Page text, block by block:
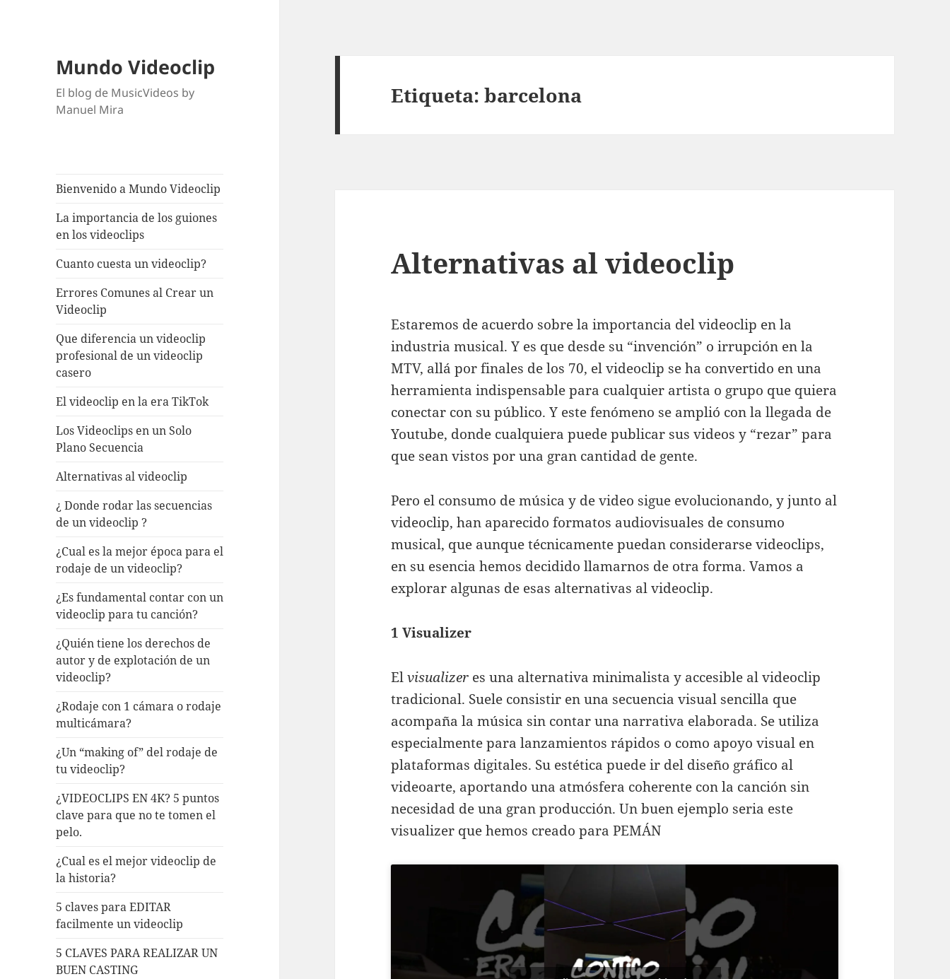
Mundo Videoclip
El blog de MusicVideos by
Manuel Mira
Bienvenido a Mundo Videoclip
La importancia de los guiones
en los videoclips
Cuanto cuesta un videoclip?
Errores Comunes al Crear un
Videoclip
Que diferencia un videoclip
profesional de un videoclip
casero
El videoclip en la era TikTok
Los Videoclips en un Solo
Plano Secuencia
Alternativas al videoclip
¿ Donde rodar las secuencias
de un videoclip ?
¿Cual es la mejor época para el
rodaje de un videoclip?
¿Es fundamental contar con un
videoclip para tu canción?
¿Quién tiene los derechos de
autor y de explotación de un
videoclip?
¿Rodaje con 1 cámara o rodaje
multicámara?
¿Un “making of” del rodaje de
tu videoclip?
¿VIDEOCLIPS EN 4K? 5 puntos
clave para que no te tomen el
pelo.
¿Cual es el mejor videoclip de
la historia?
5 claves para EDITAR
facilmente un videoclip
5 CLAVES PARA REALIZAR UN
BUEN CASTING
Etiqueta:barcelona
Alternativas al videoclip
Estaremos de acuerdo sobre la importancia del videoclip en la
industria musical. Y es que desde su “invención” o irrupción en la
MTV, allá por finales de los 70, el videoclip se ha convertido en una
herramienta indispensable para cualquier artista o grupo que quiera
conectar con su público. Y este fenómeno se amplió con la llegada de
Youtube, donde cualquiera puede publicar sus videos y “rezar” para
que sean vistos por una gran cantidad de gente.
Pero el consumo de música y de video sigue evolucionando, y junto al
videoclip, han aparecido formatos audiovisuales de consumo
musical, que aunque técnicamente puedan considerarse videoclips,
en su esencia hemos decidido llamarnos de otra forma. Vamos a
explorar algunas de esas alternativas al videoclip.
1 Visualizer
Elvisualizer es una alternativa minimalista y accesible al videoclip
tradicional. Suele consistir en una secuencia visual sencilla que
acompaña la música sin contar una narrativa elaborada. Se utiliza
especialmente para lanzamientos rápidos o como apoyo visual en
plataformas digitales. Su estética puede ir del diseño gráfico al
videoarte, aportando una atmósfera coherente con la canción sin
necesidad de una gran producción. Un buen ejemplo seria este
visualizer que hemos creado para PEMÁN